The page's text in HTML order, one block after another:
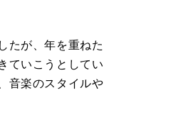
たが、年を重ねた
ていこうとしてい
音楽のスタイルや